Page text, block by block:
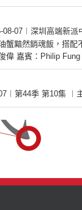
08-07︱深圳高端新
蟹黯然銷魂飯，搭配
偉 嘉賓：Philip Fung
第44季 第10集 ︱